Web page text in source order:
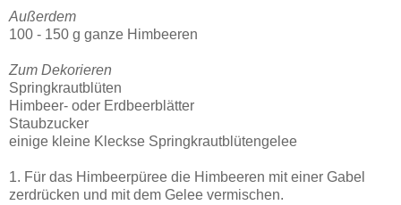
Außerdem
100 - 150 g ganze Himbeeren
Zum Dekorieren
Springkrautblüten
Himbeer- oder Erdbeerblätter
Staubzucker
einige kleine Kleckse Springkrautblütengelee
1. Für das Himbeerpüree die Himbeeren mit einer Gabel
zerdrücken und mit dem Gelee vermischen.